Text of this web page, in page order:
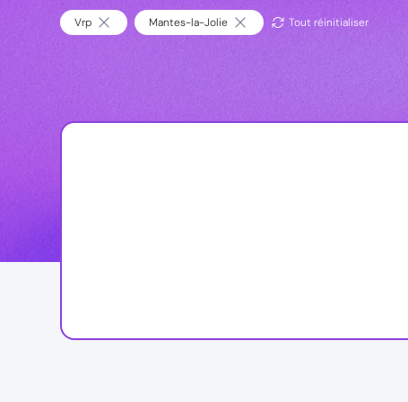
Vrp Mantes-la-Jolie Tout réinitialiser